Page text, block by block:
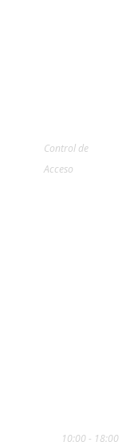
Control de
Acceso
10:00 - 18:00